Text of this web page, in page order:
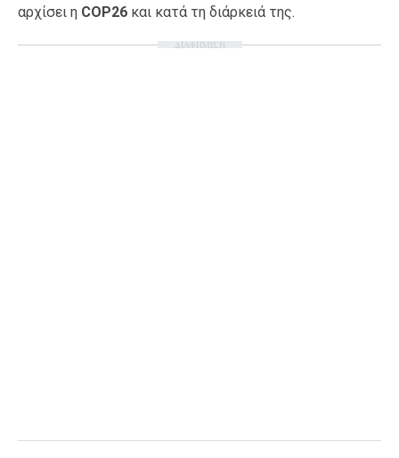
αρχίσει η COP26 και κατά τη διάρκειά της.
ΔΙΑΦΗΜΙΣΗ